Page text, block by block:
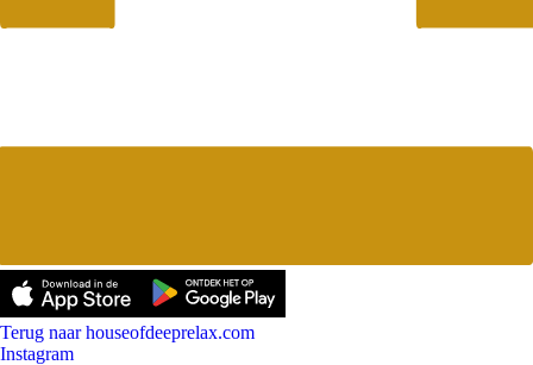
Terug naar houseofdeeprelax.com
Instagram